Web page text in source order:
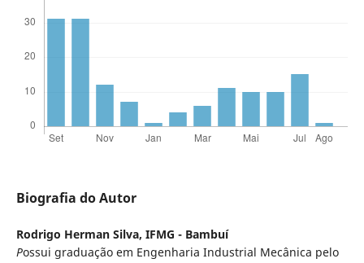
Biografia do Autor
Rodrigo Herman Silva, IFMG - Bambuí
Possui graduação em Engenharia Industrial Mecânica pelo